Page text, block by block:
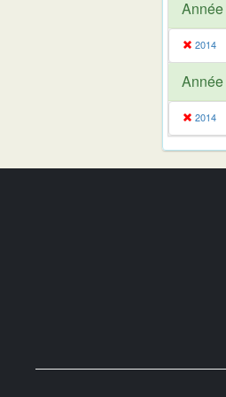
2014
2014